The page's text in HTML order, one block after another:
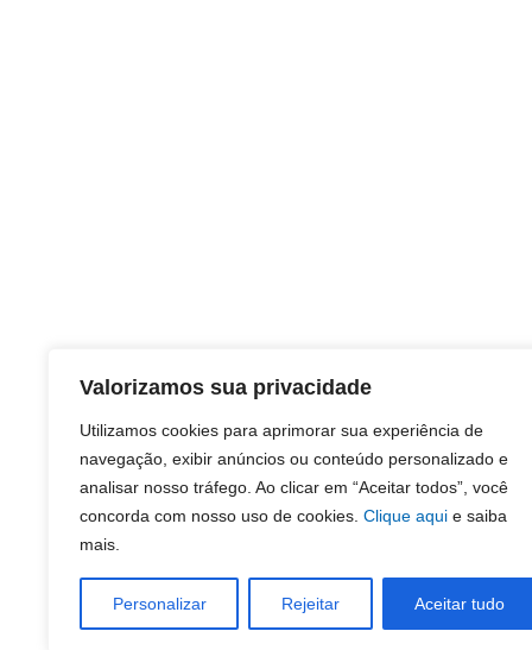
Valorizamos sua privacidade
Utilizamos cookies para aprimorar sua experiência de
navegação, exibir anúncios ou conteúdo personalizado e
analisar nosso tráfego. Ao clicar em “Aceitar todos”, você
concorda com nosso uso de cookies. Clique aqui e saiba
mais.
Personalizar Rejeitar Aceitar tudo